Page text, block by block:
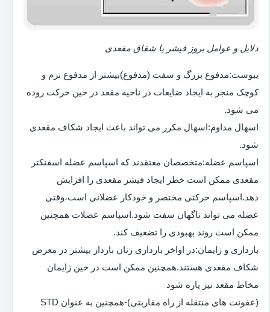
دلایل و عوامل بروز فیشر یا شقاق مقعدی
یبوست:مدفوع بزرگ و سفت (مدفوع)بیشتر از مدفوع نرم و
کوچک منجر به ایجاد ضایعات در ناحیه مقعد در حین حرکت روده
می شود.
اسهال مداوم:اسهال مکرر می تواند باعث ایجاد شکاف مقعدی
شود.
اسپاسم عضله:متخصصان معتقدند که اسپاسم عضله اسفنکتر
مقعدی ممکن است خطر ایجاد فیشر مقعدی را افزایش
دهد.اسپاسم حرکتی مختصر و خودکار عضلانی است،وقتی
عضله می تواند ناگهان سفت شود.اسپاسم عضلات همچنین
ممکن است روند بهبودی را تضعیف کند.
بارداری و زایمان:در اواخر بارداری زنان باردار بیشتر در معرض
شکاف مقعدی هستند.همچنین ممکن است در حین زایمان
مخاط مقعد نیز پاره شود
(عفونت های منتقله از راه مقاربتی)-همچنین به عنوان STD